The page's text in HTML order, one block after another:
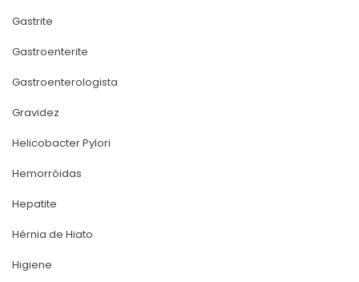
Gastrite
Gastroenterite
Gastroenterologista
Gravidez
Helicobacter Pylori
Hemorróida
Hepatite
Hérnia de Hiato
Higiene